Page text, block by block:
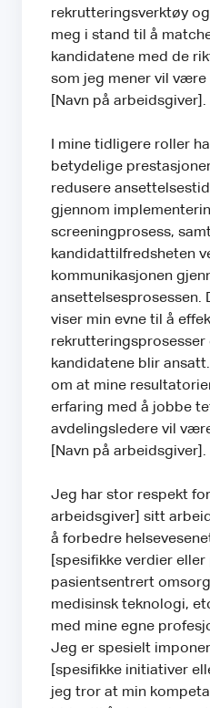
rekrutteringsverktøy
meg i stand til å
kandidatene med de
som jeg mener vil
[Navn på arbeidsgiver].
I mine tidligere roller
betydelige
redusere
gjennom
screeningprosess,
kandidattilfredsheten
kommunikasjonen
ansettelsesprosessen.
viser min evne til å
rekrutteringsprosesser
kandidatene blir
om at mine
erfaring med å jobbe
avdelingsledere vil
[Navn på arbeidsgiver].
Jeg har stor respekt
arbeidsgiver] sitt
å forbedre
[spesifikke verdier
pasientsentrert
medisinsk teknologi,
med mine egne
Jeg er spesielt
[spesifikke initiativer
jeg tror at min